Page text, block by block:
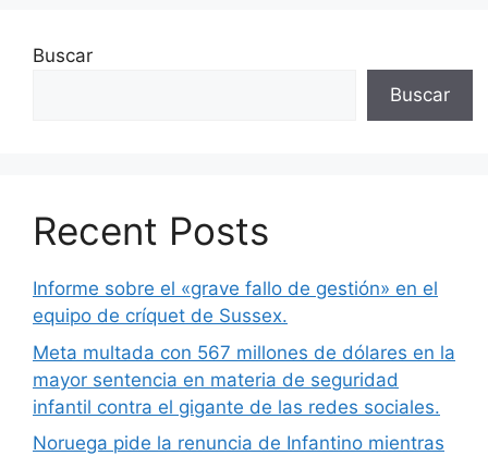
Buscar
Buscar
Recent Posts
Informe sobre el «grave fallo de gestión» en el
equipo de críquet de Sussex.
Meta multada con 567 millones de dólares en la
mayor sentencia en materia de seguridad
infantil contra el gigante de las redes sociales.
Noruega pide la renuncia de Infantino mientras